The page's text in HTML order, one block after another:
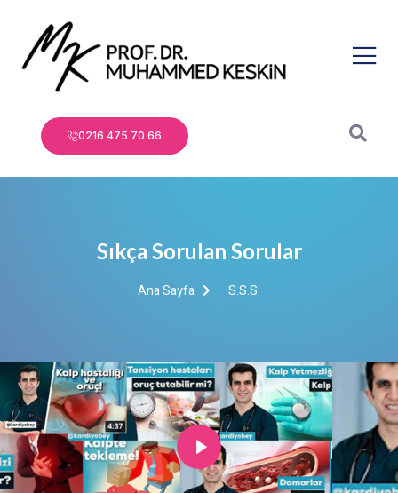
0216 475 70 66
Sıkça Sorulan Sorular
Ana Sayfa S.S.S.